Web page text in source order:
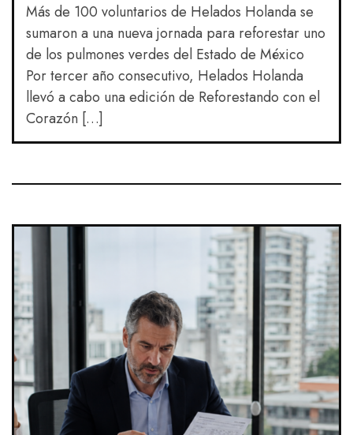
Más de 100 voluntarios de Helados Holanda se
sumaron a una nueva jornada para reforestar uno
de los pulmones verdes del Estado de México
Por tercer año consecutivo, Helados Holanda
llevó a cabo una edición de Reforestando con el
Corazón […]